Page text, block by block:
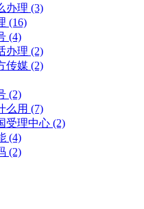
办理 (3)
(16)
(4)
办理 (2)
传媒 (2)
(2)
么用 (7)
受理中心 (2)
(4)
(2)